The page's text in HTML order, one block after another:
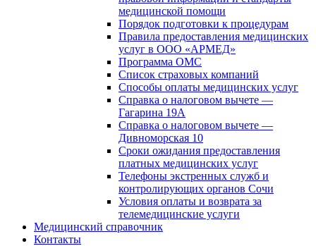
медицинской помощи
Порядок подготовки к процедурам
Правила предоставления медицинских
услуг в ООО «АРМЕД»
Программа ОМС
Список страховых компаний
Способы оплаты медицинских услуг
Справка о налоговом вычете —
Гагарина 19А
Справка о налоговом вычете —
Дивноморская 10
Сроки ожидания предоставления
платных медицинских услуг
Телефоны экстренных служб и
контролирующих органов Сочи
Условия оплаты и возврата за
телемедицинские услуги
Медицинский справочник
Контакты